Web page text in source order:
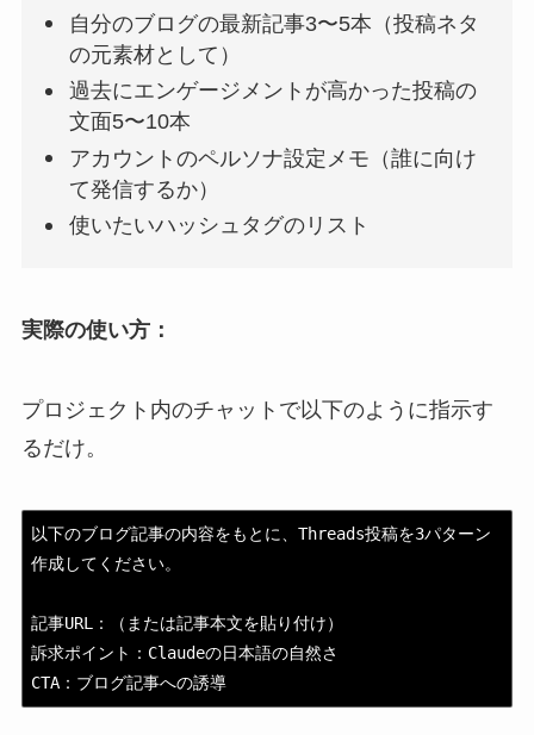
自分のブログの最新記事3〜5本（投稿ネタ
の元素材として）
過去にエンゲージメントが高かった投稿の
文面5〜10本
アカウントのペルソナ設定メモ（誰に向け
て発信するか）
使いたいハッシュタグのリスト
実際の使い方：
プロジェクト内のチャットで以下のように指示す
るだけ。
以下のブログ記事の内容をもとに、Threads投稿を3パターン
作成してください。
記事URL：（または記事本文を貼り付け）
訴求ポイント：Claudeの日本語の自然さ
CTA：ブログ記事への誘導